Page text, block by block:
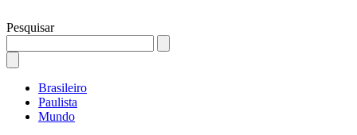
Pesquisar
Brasileiro
Paulista
Mundo